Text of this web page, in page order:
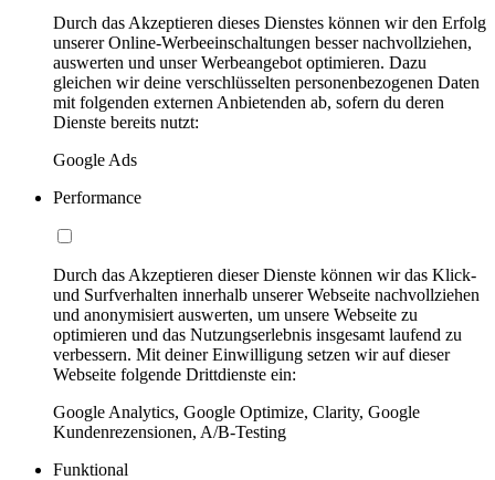
Durch das Akzeptieren dieses Dienstes können wir den Erfolg
unserer Online-Werbeeinschaltungen besser nachvollziehen,
auswerten und unser Werbeangebot optimieren. Dazu
gleichen wir deine verschlüsselten personenbezogenen Daten
mit folgenden externen Anbietenden ab, sofern du deren
Dienste bereits nutzt:
Google Ads
Performance
Durch das Akzeptieren dieser Dienste können wir das Klick-
und Surfverhalten innerhalb unserer Webseite nachvollziehen
und anonymisiert auswerten, um unsere Webseite zu
optimieren und das Nutzungserlebnis insgesamt laufend zu
verbessern. Mit deiner Einwilligung setzen wir auf dieser
Webseite folgende Drittdienste ein:
Google Analytics, Google Optimize, Clarity, Google
Kundenrezensionen, A/B-Testing
Funktional